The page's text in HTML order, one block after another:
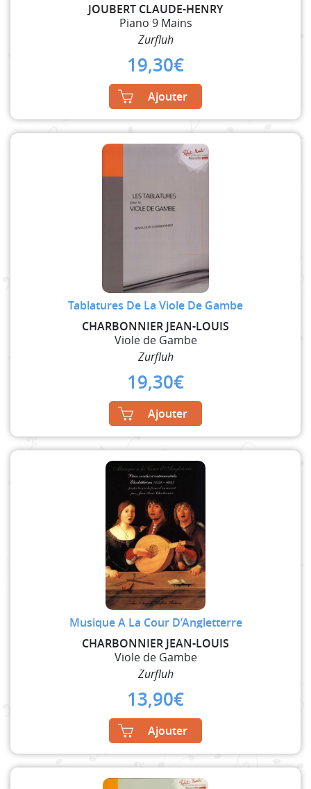
JOUBERT CLAUDE-HENRY
Piano 9 Mains
Zurfluh
19,30€
Ajouter
Tablatures De La Viole De Gambe
CHARBONNIER JEAN-LOUIS
Viole de Gambe
Zurfluh
19,30€
Ajouter
Musique A La Cour D’Angletterre
CHARBONNIER JEAN-LOUIS
Viole de Gambe
Zurfluh
13,90€
Ajouter